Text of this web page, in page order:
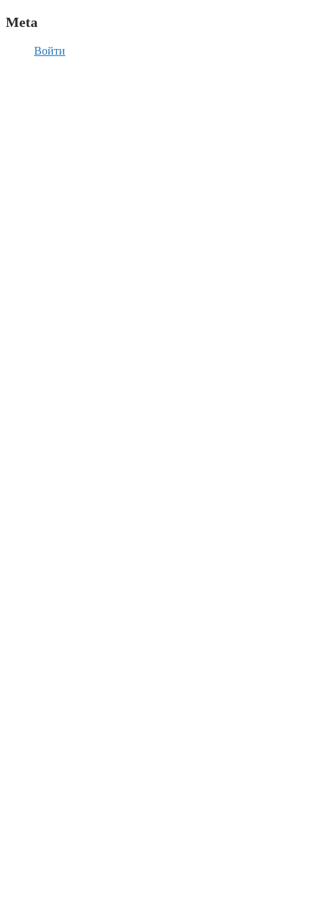
Meta
Войти